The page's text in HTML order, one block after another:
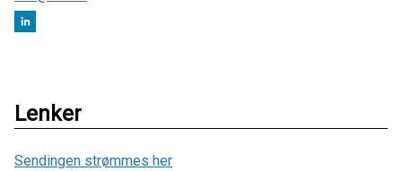
Lenker
Sendingen strømmes her